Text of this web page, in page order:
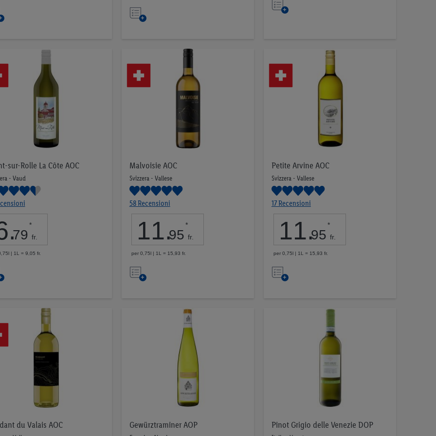
Nell’elenco
Nell’elenco
sur-Rolle La Côte AOC
- Vaud
.79
*
fr.
| 1L = 9,05 fr.
Malvoisie AOC
Svizzera - Vallese
58 Recensioni
11.95
*
fr.
per 0,75l | 1L = 15,93 fr.
Nell’elenco
Petite Arvine AOC
Svizzera - Vallese
17 Recensioni
11.95
*
fr.
per 0,75l | 1L = 15,93 fr.
Nell’elenco
du Valais AOC Gewürztraminer AOP Pinot Grigio delle Venezie DOP